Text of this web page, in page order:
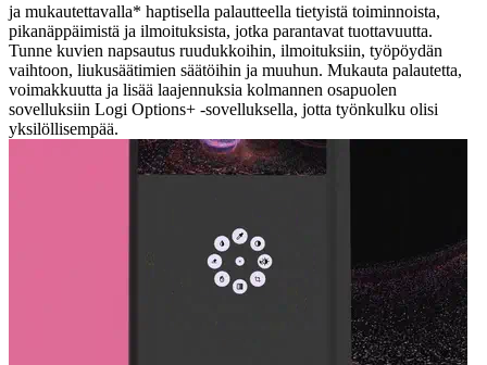
ja mukautettavalla* haptisella palautteella tietyistä toiminnoista,
pikanäppäimistä ja ilmoituksista, jotka parantavat tuottavuutta.
Tunne kuvien napsautus ruudukkoihin, ilmoituksiin, työpöydän
vaihtoon, liukusäätimien säätöihin ja muuhun. Mukauta palautetta,
voimakkuutta ja lisää laajennuksia kolmannen osapuolen
sovelluksiin Logi Options+ -sovelluksella, jotta työnkulku olisi
yksilöllisempää.